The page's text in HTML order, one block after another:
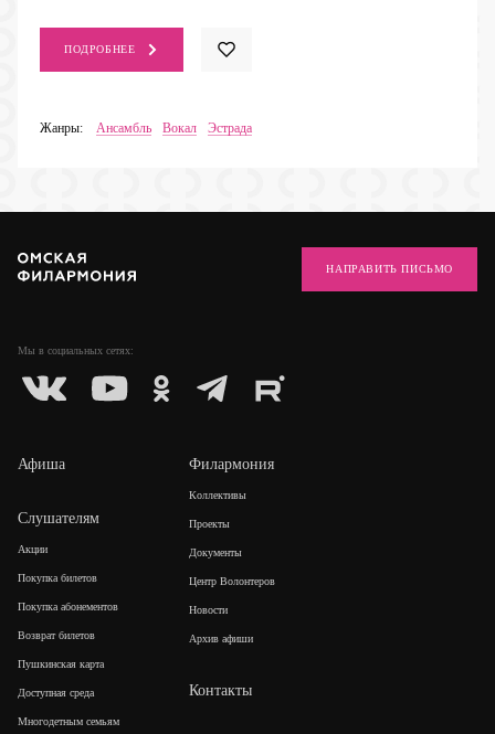
Жанры: Ансамбль Вокал Эстрада
ПОДРОБНЕЕ
Мы в социальных сетях:
НАПРАВИТЬ ПИСЬМО
Афиша
Слушателям
Акции
Покупка билетов
Покупка абонементов
Возврат билетов
Пушкинская карта
Доступная среда
Многодетным семьям
Филармония
Коллективы
Проекты
Документы
Центр Волонтеров
Новости
Архив афиши
Контакты